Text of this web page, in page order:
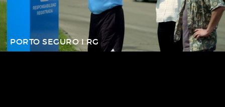
PORTO SEGURO I RG